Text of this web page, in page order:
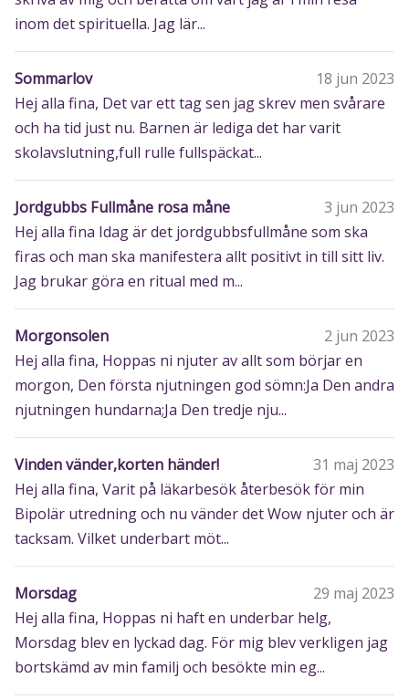
inom det spirituella. Jag lär...
Sommarlov
18 jun 2023
Hej alla fina, Det var ett tag sen jag skrev men svårare
och ha tid just nu. Barnen är lediga det har varit
skolavslutning,full rulle fullspäckat...
Jordgubbs Fullmåne rosa måne
3 jun 2023
Hej alla fina Idag är det jordgubbsfullmåne som ska
firas och man ska manifestera allt positivt in till sitt liv.
Jag brukar göra en ritual med m...
Morgonsolen
2 jun 2023
Hej alla fina, Hoppas ni njuter av allt som börjar en
morgon, Den första njutningen god sömn:Ja Den andra
njutningen hundarna;Ja Den tredje nju...
Vinden vänder,korten händer!
31 maj 2023
Hej alla fina, Varit på läkarbesök återbesök för min
Bipolär utredning och nu vänder det Wow njuter och är
tacksam. Vilket underbart möt...
Morsdag
29 maj 2023
Hej alla fina, Hoppas ni haft en underbar helg,
Morsdag blev en lyckad dag. För mig blev verkligen jag
bortskämd av min familj och besökte min eg...